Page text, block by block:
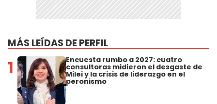
MÁS LEÍDAS DE PERFIL
1 Encuesta rumbo a 2027: cuatro
consultoras midieron el desgaste de
Milei y la crisis de liderazgo en el
peronismo